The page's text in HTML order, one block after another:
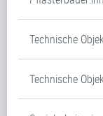
Technische
Technische